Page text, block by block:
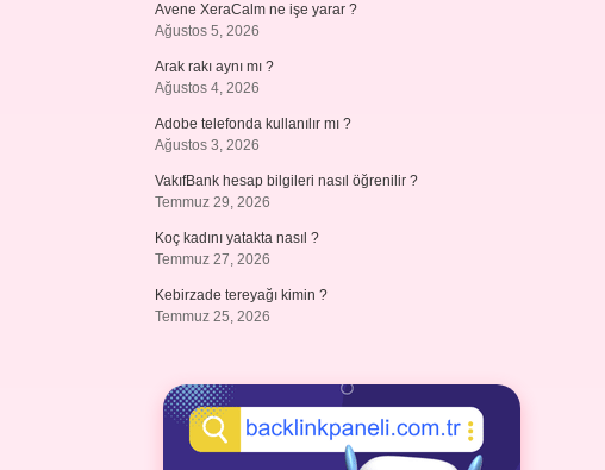
Avene XeraCalm ne işe yarar ?
Ağustos 5, 2026
Arak rakı aynı mı ?
Ağustos 4, 2026
Adobe telefonda kullanılır mı ?
Ağustos 3, 2026
VakıfBank hesap bilgileri nasıl öğrenilir ?
Temmuz 29, 2026
Koç kadını yatakta nasıl ?
Temmuz 27, 2026
Kebirzade tereyağı kimin ?
Temmuz 25, 2026